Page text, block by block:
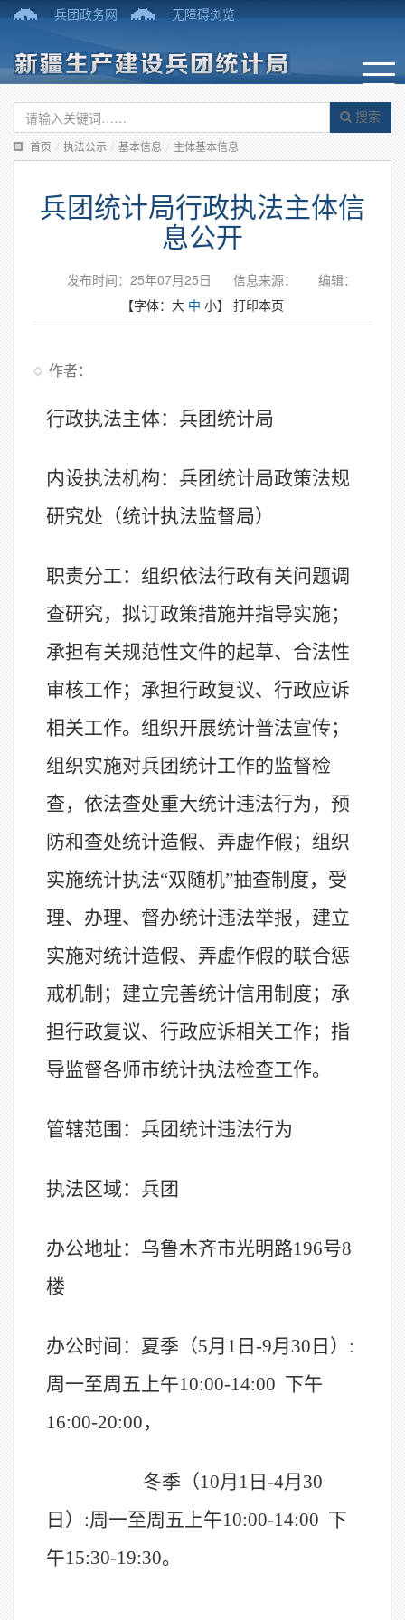
兵团政务网 无障碍浏览
搜索
首页 / 执法公示 / 基本信息 / 主体基本信息
兵团统计局行政执法主体信
息公开
发布时间：25年07月25日 信息来源：
编辑：
【字体： 大 中 小】 打印本页
作者：
行政执法主体： 兵团统计局
内设执法机构： 兵团统计局政策法规
研究处（统计执法监督局）
职责分工： 组织依法行政有关问题调
查研究，拟订政策措施并指导实施；
承担有关规范性文件的起草、合法性
审核工作；承担行政复议、行政应诉
相关工作。组织开展统计普法宣传；
组织实施对兵团统计工作的监督检
查，依法查处重大统计违法行为，预
防和查处统计造假、弄虚作假；组织
实施统计执法“双随机”抽查制度，受
理、办理、督办统计违法举报，建立
实施对统计造假、弄虚作假的联合惩
戒机制；建立完善统计信用制度；承
担行政复议、行政应诉相关工作；指
导监督各师市统计执法检查工作。
管辖范围： 兵团统计违法行为
执法区域： 兵团
办公地址： 乌鲁木齐市光明路196号8
楼
办公时间： 夏季（5月1日 -9月 30日 ） :
周一至周五上午10:00-14:00 下午
16:00-20:00，
冬季（10月 1日 -4月 30
日 ） :周一至周五上午10:00-14:00 下
午15:30-19:30。